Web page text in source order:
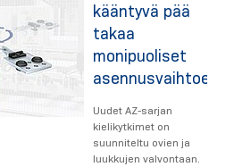
kääntyvä pää
takaa
monipuoliset
Uudet AZ-sarjan
kielikytkimet on
suunniteltu ovien ja
luukkujen valvontaan.